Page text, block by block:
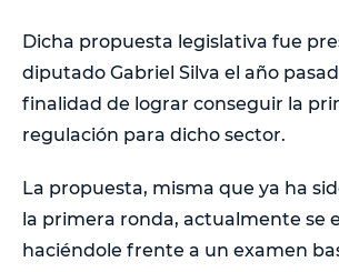
Dicha propuesta legislativa fue
diputado Gabriel Silva el año
finalidad de lograr conseguir la
regulación para dicho sector.
La propuesta, misma que ya ha
la primera ronda, actualmente se
haciéndole frente a un examen